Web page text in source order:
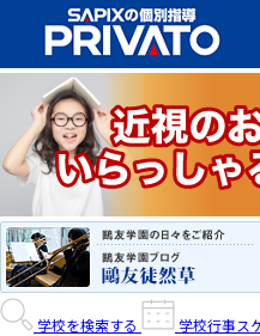
学校を検索する
学校行事ス